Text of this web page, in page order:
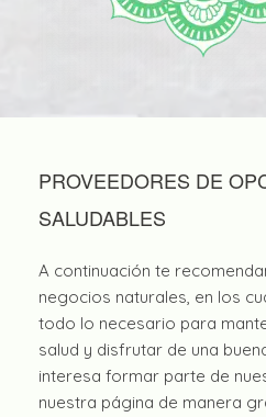
PROVEEDORES DE
SALUDABLES
A continuación te
negocios naturales, en los
todo lo necesario para
salud y disfrutar de una
interesa formar parte de
nuestra página de manera